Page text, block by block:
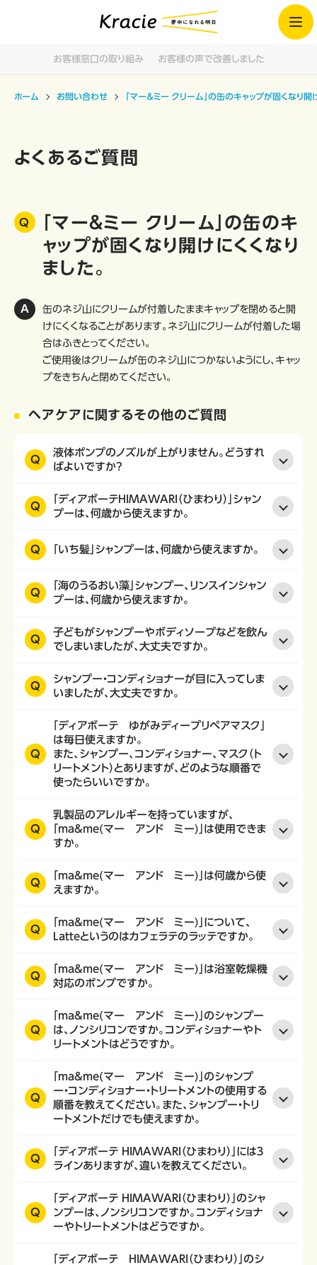
お客様窓口の取り組み お客様の声で改善しました
ホーム お問い合わせ 「マー＆ミー クリーム」の缶のキャップが固くなり開
よくあるご質問
「マー＆ミー クリーム」の缶のキ
ャップが固くなり開けにくくなり
ました。
缶のネジ山にクリームが付着したままキャップを閉めると開
けにくくなることがあります。ネジ山にクリームが付着した場
合はふきとってください。
ご使用後はクリームが缶のネジ山につかないようにし、キャッ
プをきちんと閉めてください。
ヘアケアに関するその他のご質問
Q
液体ポンプのノズルが上がりません。どうすれ
ばよいですか？
Q
「ディアボーテHIMAWARI（ひまわり）」シャン
プーは、何歳から使えますか。
Q 「いち髪」シャンプーは、何歳から使えますか。
Q
「海のうるおい藻」シャンプー、リンスインシャン
プーは、何歳から使えますか。
Q
子どもがシャンプーやボディソープなどを飲ん
でしまいましたが、大丈夫ですか。
Q
シャンプー・コンディショナーが目に入ってしま
いましたが、大丈夫ですか。
Q
「ディアボーテ ゆがみディープリペアマスク」
は毎日使えますか。
また、シャンプー、コンディショナー、マスク（ト
リートメント）とありますが、どのような順番で
使ったらいいですか。
Q
乳製品のアレルギーを持っていますが、
「ma&me(マー アンド ミー)」は使用できま
すか。
Q
「ma&me(マー アンド ミー)」は何歳から使
えますか。
Q
「ma&me(マー アンド ミー)」について、
Latteというのはカフェラテのラッテですか。
Q
「ma&me(マー アンド ミー)」は浴室乾燥機
対応のポンプですか。
Q
「ma&me(マー アンド ミー)」のシャンプー
は、ノンシリコンですか。コンディショナーやト
リートメントはどうですか。
Q
「ma&me(マー アンド ミー)」のシャンプ
ー・コンディショナー・トリートメントの使用する
順番を教えてください。また、シャンプー・トリ
ートメントだけでも使えますか。
Q
「ディアボーテ HIMAWARI（ひまわり）」には３
ラインありますが、違いを教えてください。
Q
「ディアボーテ HIMAWARI（ひまわり）」のシャ
ンプーは、ノンシリコンですか。コンディショナ
ーやトリートメントはどうですか。
「ディアボーテ HIMAWARI（ひまわり）」のシ